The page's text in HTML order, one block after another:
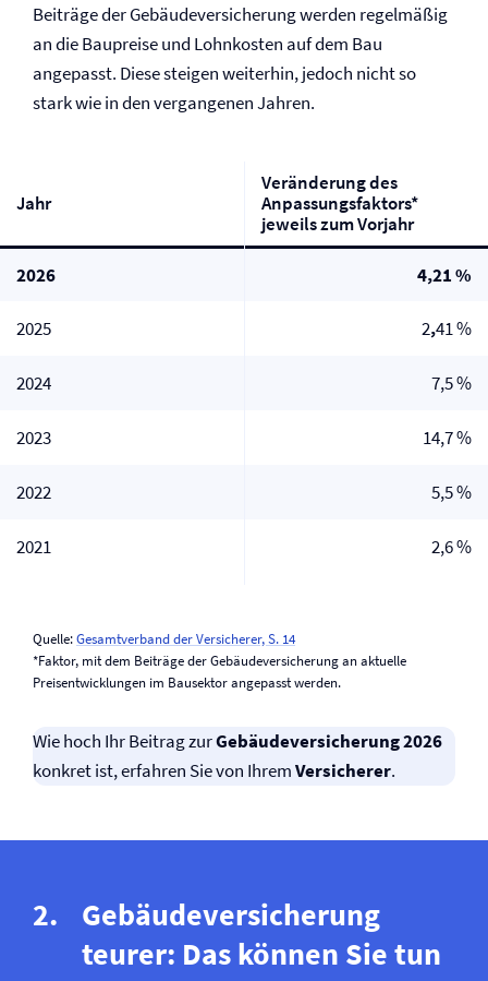
Beiträge der Gebäude­versicherung werden regelmäßig
an die Baupreise und Lohnkosten auf dem Bau
angepasst. Diese steigen weiterhin, jedoch nicht so
stark wie in den vergangenen Jahren.
Jahr
Veränderung des
Anpassungsfaktors*
jeweils zum Vorjahr
2026 4,21 %
2025 2,41 %
2024 7,5 %
2023 14,7 %
2022 5,5 %
2021 2,6 %
Quelle:Gesamtverband der Versicherer, S. 14
*Faktor, mit dem Beiträge der Gebäude­versicherung an aktuelle
Preisentwicklungen im Bausektor angepasst werden.
Wie hoch Ihr Beitrag zurGebäude­versicherung 2026
konkret ist, erfahren Sie von IhremVersicherer.
Gebäude­­versicherung
teurer: Das können Sie tun